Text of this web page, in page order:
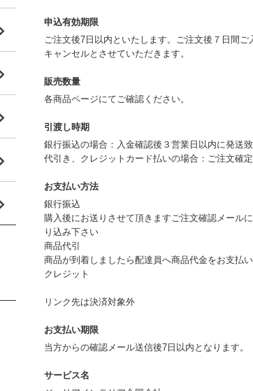
申込有効期限
ご注文後7日以内といたします。ご注文後７日間
キャンセルとさせていただきます。
販売数量
各商品ページにてご確認ください。
引渡し時期
銀行振込の場合：入金確認後３営業日以内に発送致
代引き、クレジットカード払いの場合：ご注文確
お支払い方法
銀行振込
購入後にお送りさせて頂きますご注文確認メール
り込み下さい
商品代引
商品が到着しましたら配達員へ商品代金をお支払い
クレジット
リンク先は決済対象外
お支払い期限
当方からの確認メール送信後7日以内となります。
サービス名